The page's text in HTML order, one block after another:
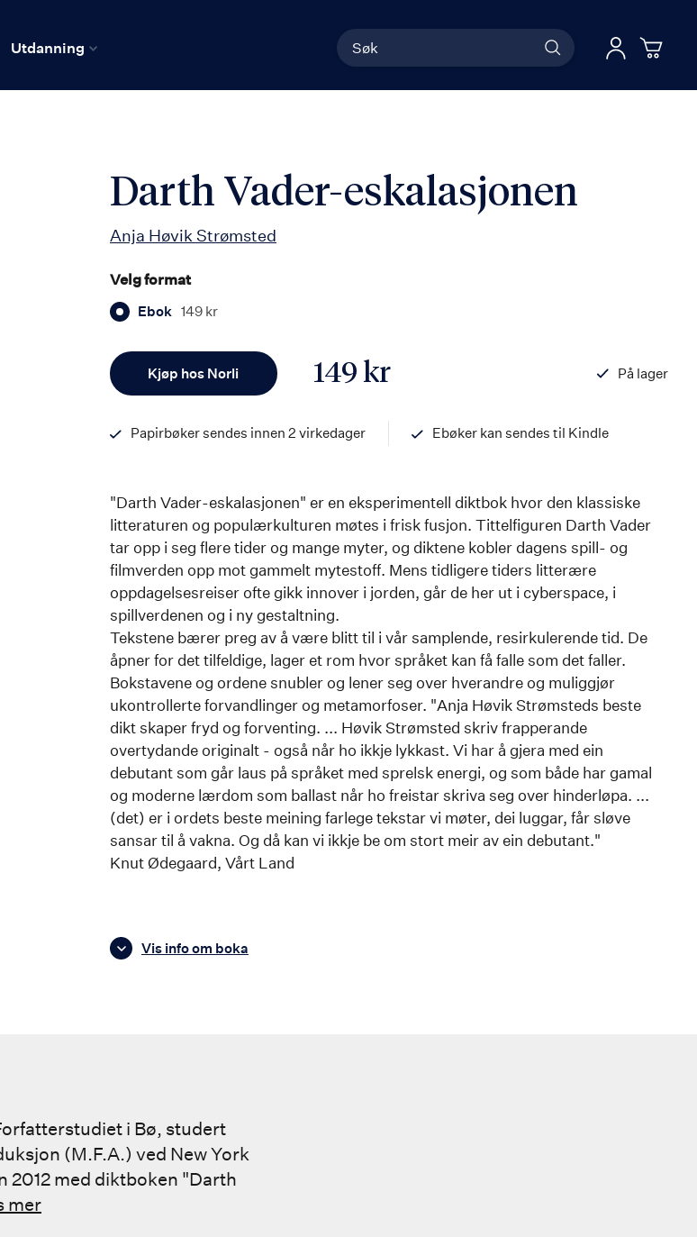
Utdanning
Søk Logg
Darth Vader-eskalasjonen
Anja Høvik Strømsted
Velg format
Ebok 149 kr
Kjøp hos Norli 149 kr
På lager
Papirbøker sendes innen 2 virkedager
Ebøker kan sendes til Kindle
"Darth Vader-eskalasjonen" er en eksperimentell diktbok hvor den klassiske
litteraturen og populærkulturen møtes i frisk fusjon. Tittelfiguren Darth Vader
tar opp i seg flere tider og mange myter, og diktene kobler dagens spill- og
filmverden opp mot gammelt mytestoff. Mens tidligere tiders litterære
oppdagelsesreiser ofte gikk innover i jorden, går de her ut i cyberspace, i
spillverdenen og i ny gestaltning.
Tekstene bærer preg av å være blitt til i vår samplende, resirkulerende tid. De
åpner for det tilfeldige, lager et rom hvor språket kan få falle som det faller.
Bokstavene og ordene snubler og lener seg over hverandre og muliggjør
ukontrollerte forvandlinger og metamorfoser. "Anja Høvik Strømsteds beste
dikt skaper fryd og forventing. ... Høvik Strømsted skriv frapperande
overtydande originalt - også når ho ikkje lykkast. Vi har å gjera med ein
debutant som går laus på språket med sprelsk energi, og som både har gamal
og moderne lærdom som ballast når ho freistar skriva seg over hinderløpa. ...
(det) er i ordets beste meining farlege tekstar vi møter, dei luggar, får sløve
sansar til å vakna. Og då kan vi ikkje be om stort meir av ein debutant."
Knut Ødegaard, Vårt Land
Vis info om boka
i Bø, studert
(M.F.A.) ved New York
2012 med diktboken "Darth
mer